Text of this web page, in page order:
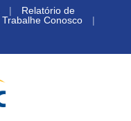
|
Relatório de
Trabalhe Conosco
|